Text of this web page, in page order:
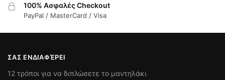
100% Ασφαλές Checkout
PayPal / MasterCard / Visa
ΣΑΣ ΕΝΔΙΑΦΈΡΕΙ
12 τρόποι για να διπλώσετε το μαντηλάκι